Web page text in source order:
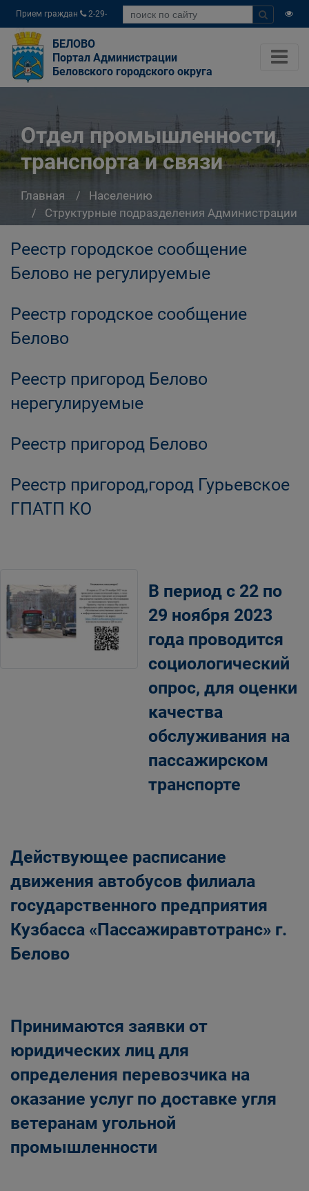
Прием граждан
2-29-
04
БЕЛОВО
Портал Администрации
Беловского городского округа
Отдел промышленности,
транспорта и связи
Главная
Населению
Структурные подразделения Администрации
Беловского городского округа
Отдел промышленности, транспорта и связи
Реестр городское сообщение
Белово не регулируемые
Реестр городское сообщение
Белово
Реестр пригород Белово
нерегулируемые
Реестр пригород Белово
Реестр пригород,город Гурьевское
ГПАТП КО
В период с 22 по
29 ноября 2023
года проводится
социологический
опрос, для оценки
качества
обслуживания на
пассажирском
транспорте
Действующее расписание
движения автобусов филиала
государственного предприятия
Кузбасса «Пассажиравтотранс» г.
Белово
Принимаются заявки от
юридических лиц для
определения перевозчика на
оказание услуг по доставке угля
ветеранам угольной
промышленности